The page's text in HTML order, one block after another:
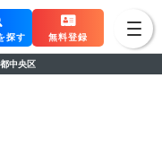
中央区
探す 無料登録